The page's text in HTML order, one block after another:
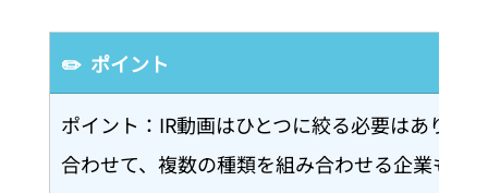
✏️  ポイント
ポイント：IR動画はひとつに絞る必要はありま
合わせて、複数の種類を組み合わせる企業も増